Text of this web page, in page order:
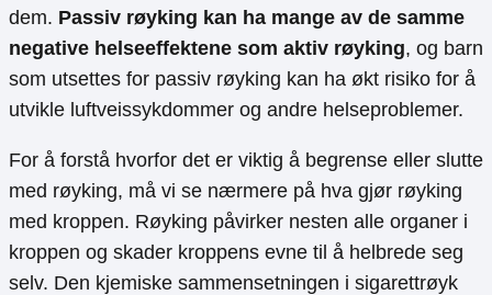
dem. Passiv røyking kan ha mange av de samme
negative helseeffektene som aktiv røyking, og barn
som utsettes for passiv røyking kan ha økt risiko for å
utvikle luftveissykdommer og andre helseproblemer.
For å forstå hvorfor det er viktig å begrense eller slutte
med røyking, må vi se nærmere på hva gjør røyking
med kroppen. Røyking påvirker nesten alle organer i
kroppen og skader kroppens evne til å helbrede seg
selv. Den kjemiske sammensetningen i sigarettrøyk